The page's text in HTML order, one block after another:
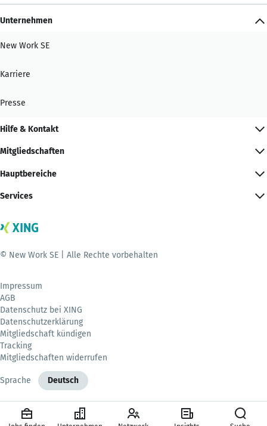
Unternehmen
New Work SE
Karriere
Presse
Hilfe & Kontakt
Mitgliedschaften
Hauptbereiche
Services
© New Work SE | Alle Rechte vorbehalten
Impressum
AGB
Datenschutz bei XING
Datenschutzerklärung
Mitgliedschaft kündigen
Tracking
Mitgliedschaften widerrufen
Sprache Deutsch